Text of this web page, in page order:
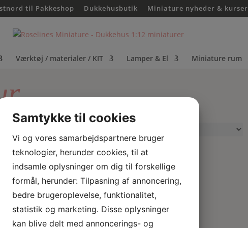
til Pakkeshop Dukkehusbutik Miniature nyheder & kurser
Værktøj / materialer / KIT Lamper & El Miniature rum
Samtykke til cookies
Vi og vores samarbejdspartnere bruger
teknologier, herunder cookies, til at
indsamle oplysninger om dig til forskellige
formål, herunder: Tilpasning af annoncering,
bedre brugeroplevelse, funktionalitet,
statistik og marketing. Disse oplysninger
kan blive delt med annoncerings- og